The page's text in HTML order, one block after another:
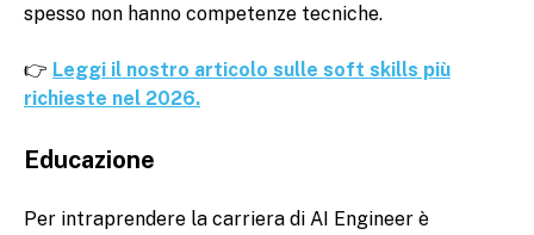
spesso non hanno competenze tecniche.
👉 Leggi il nostro articolo sulle soft skills più
richieste nel 2026.
Educazione
Per intraprendere la carriera di AI Engineer è